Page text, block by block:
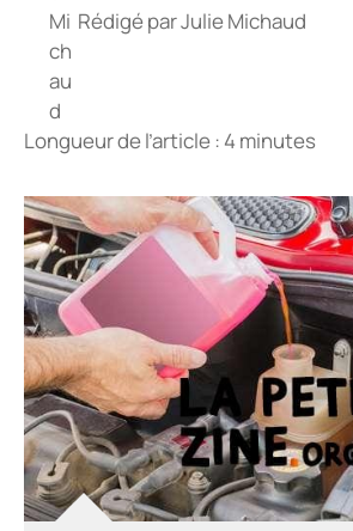
Rédigé parJulie Michaud
Longueur de l’article : 4 minutes